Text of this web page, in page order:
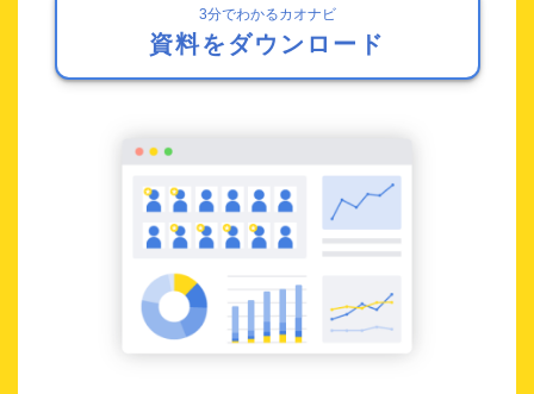
3分でわかるカオナビ
資料をダウンロード